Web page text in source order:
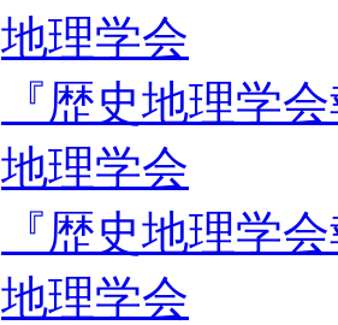
地理学会
『歴史地理学
地理学会
『歴史地理学
地理学会